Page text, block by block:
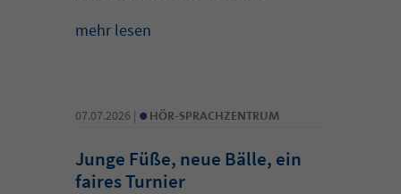
mehr lesen
07.07.2026 | • HÖR-SPRACHZENTRUM
Junge Füße, neue Bälle, ein
faires Turnier